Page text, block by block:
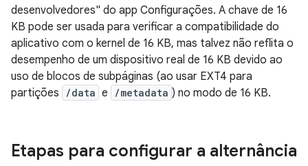
desenvolvedores" do app Configurações. A chave de 16
KB pode ser usada para verificar a compatibilidade do
aplicativo com o kernel de 16 KB, mas talvez não reflita o
desempenho de um dispositivo real de 16 KB devido ao
uso de blocos de subpáginas (ao usar EXT4 para
partições
/data e /metadata ) no modo de 16 KB.
Etapas para configurar a alternância